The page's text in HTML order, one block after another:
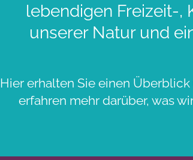
lebendigen Freizeit-,
unserer Natur und
Hier erhalten Sie einen
erfahren mehr darüber, was